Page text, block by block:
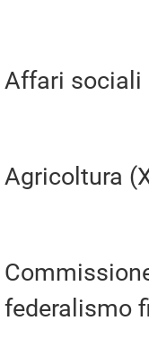
Affari sociali
Agricoltura
federalismo